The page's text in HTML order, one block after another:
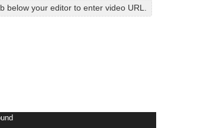
below your editor to enter video URL.